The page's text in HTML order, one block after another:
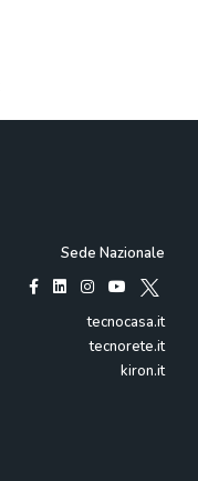
Sede Nazionale
tecnocasa.it
tecnorete.it
kiron.it